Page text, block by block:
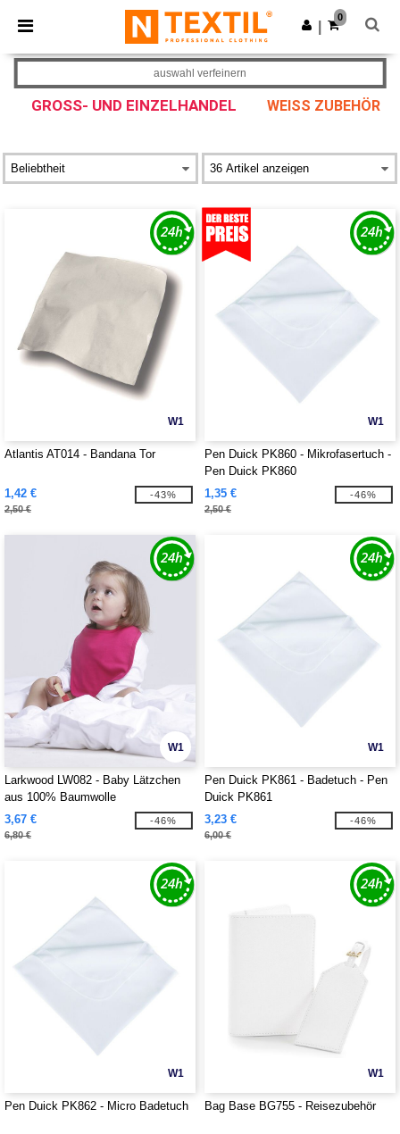
× Ntextil App
Bessere Preise in der App!
App holen
0
GROSS- UND EINZELHANDEL WEISS ZUBEHÖR
auswahl verfeinern
W1
Atlantis AT014 - Bandana Tor
1,42 €
2,50 €
-43%
W1
Pen Duick PK860 - Mikrofasertuch -
Pen Duick PK860
1,35 €
2,50 €
-46%
W1
Larkwood LW082 - Baby Lätzchen
aus 100% Baumwolle
3,67 €
6,80 €
-46%
W1
Pen Duick PK861 - Badetuch - Pen
Duick PK861
3,23 €
6,00 €
-46%
W1
Pen Duick PK862 - Micro Badetuch
W1
Bag Base BG755 - Reisezubehör